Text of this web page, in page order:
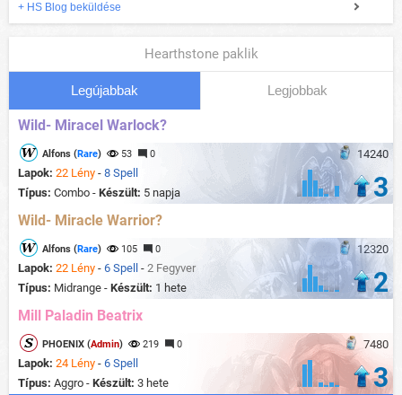
+ HS Blog beküldése
Hearthstone paklik
Legújabbak Legjobbak
Wild- Miracel Warlock?
14240
Alfons (Rare) 53 0
Lapok: 22 Lény - 8 Spell
Típus: Combo - Készült: 5 napja 3
Wild- Miracle Warrior?
12320
Alfons (Rare) 105 0
Lapok: 22 Lény - 6 Spell - 2 Fegyver
Típus: Midrange - Készült: 1 hete 2
Mill Paladin Beatrix
7480
PHOENIX (Admin) 219 0
Lapok: 24 Lény - 6 Spell
Típus: Aggro - Készült: 3 hete 3